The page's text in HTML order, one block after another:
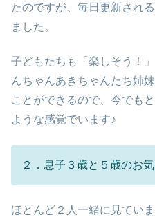
たのですが、毎日更新され
ました。
子どもたちも「楽しそう！
んちゃんあきちゃんたち姉
ことができるので、今でも
ような感覚でいます♪
２．息子３歳と５歳のお
ほとんど２人一緒に見てい